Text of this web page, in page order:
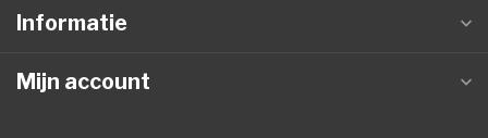
Informatie
Mijn account